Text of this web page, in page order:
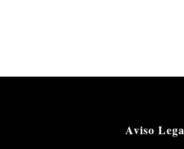
Aviso